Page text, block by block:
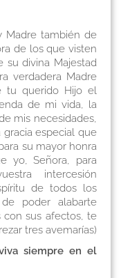
Madre también de
de los que visten
su divina Majestad
verdadera Madre
tu querido Hijo el
de mi vida, la
mis necesidades,
especial que
su mayor honra
yo, Señora, para
intercesión
de todos los
poder alabarte
sus afectos, te
tres avemarías)
siempre en el